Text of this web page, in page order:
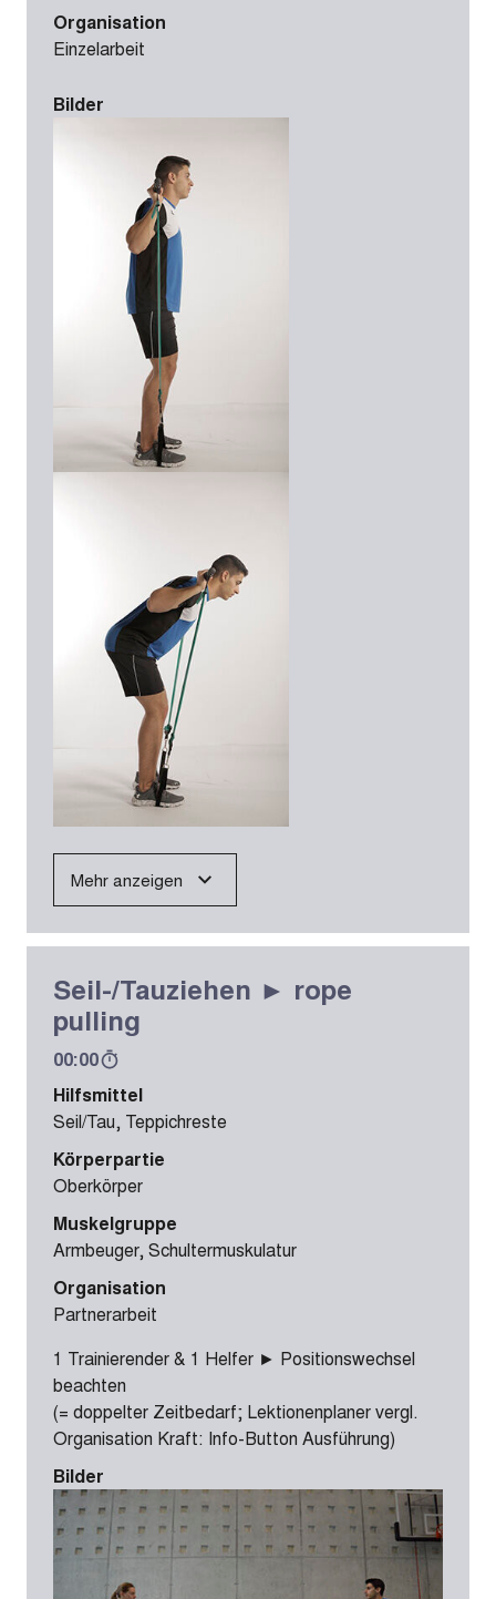
Organisation
Einzelarbeit
Bilder
Mehr anzeigen
Seil-/Tauziehen ► rope
pulling
00:00
Hilfsmittel
Seil/Tau, Teppichreste
Körperpartie
Oberkörper
Muskelgruppe
Armbeuger, Schultermuskulatur
Organisation
Partnerarbeit
1 Trainierender & 1 Helfer ► Positionswechsel
beachten
(= doppelter Zeitbedarf; Lektionenplaner vergl.
Organisation Kraft: Info-Button Ausführung)
Bilder